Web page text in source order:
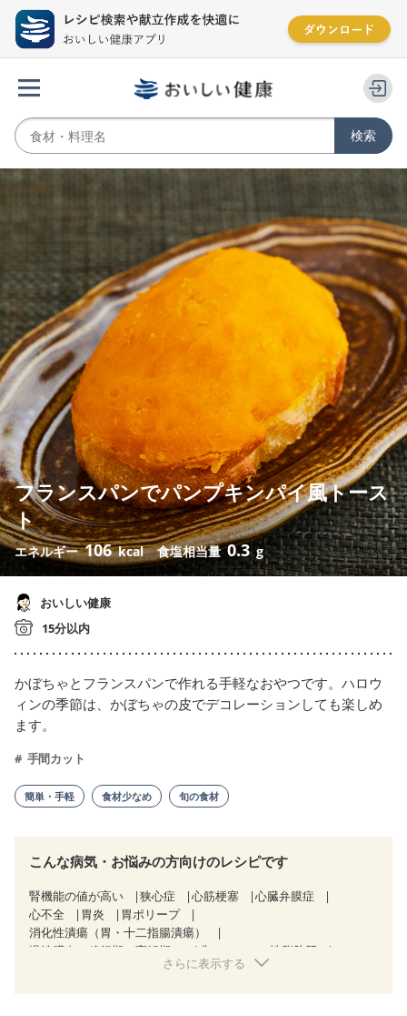
フランスパンでパンプキンパイ風トース
ト
エネルギー106 kcal 食塩相当量0.3 g
おいしい健康
15分以内
かぼちゃとフランスパンで作れる手軽なおやつです。ハロウ
ィンの季節は、かぼちゃの皮でデコレーションしても楽しめ
ます。
手間カット
簡単・手軽 食材少なめ 旬の食材
こんな病気・お悩みの方向けのレシピです
腎機能の値が高い 狭心症 心筋梗塞
心臓弁膜症
心不全
胃炎
胃ポリープ
消化性潰瘍（胃・十二指腸潰瘍）
慢性膵炎（移行期・寛解期）
非アルコール性脂肪肝
クローン病（寛解期）
さらに表示する